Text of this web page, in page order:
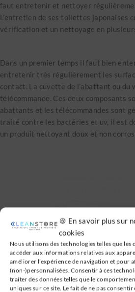
🍪 En savoir plus sur
cookies
Nous utilisons des technologies telles que les
accéder aux informations relatives aux
améliorer l’expérience de navigation et pour
(non-)personnalisées. Consentir à ces
traiter des données telles que le
uniques sur ce site. Le fait de ne pas
faut entretenir et nettoyer
L’entretien de ses toilettes japonaises
vérification et un nettoyage en
Dans un premier temps il faut bien
entretenir très régulièrement les
contact. La cuvette de l’abattant ou du
télécommande. Ces deux composants
abattants et les télécommandes sont
traité contre les bactéries et uv, il est
un produit nettoyant doux et non